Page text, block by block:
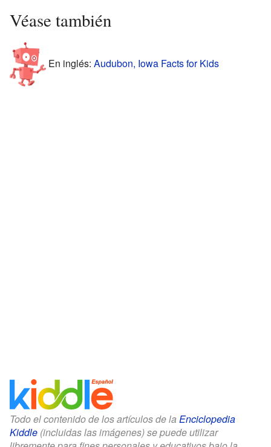
Véase también
En inglés: Audubon, Iowa Facts for Kids
Todo el contenido de los artículos de la Enciclopedia
Kiddle (incluidas las imágenes) se puede utilizar